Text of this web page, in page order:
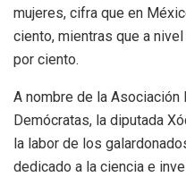
mujeres, cifra que en
ciento, mientras que a
por ciento.
A nombre de la Asociación
Demócratas, la diputada
la labor de los
dedicado a la ciencia e